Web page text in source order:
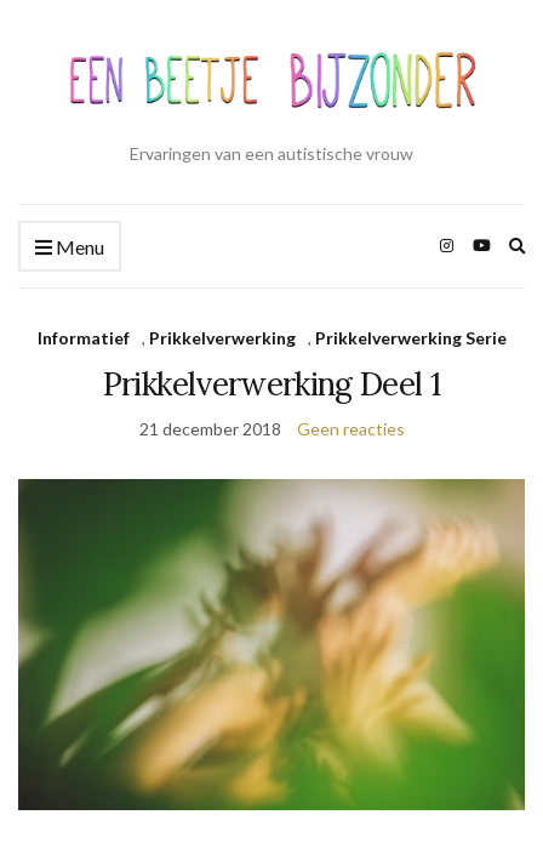
Ervaringen van een autistische vrouw
Menu
Informatief , Prikkelverwerking , Prikkelverwerking Serie
Prikkelverwerking Deel 1
21 december 2018 Geen reacties